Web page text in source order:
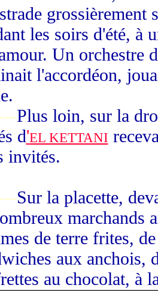
grossièrement
les soirs d'été, à
Un orchestre
l'accordéon,
Plus loin, sur la
d'EL KETTANI
invités.
Sur la placette,
marchands
de terre frites,
aux anchois,
au chocolat, à